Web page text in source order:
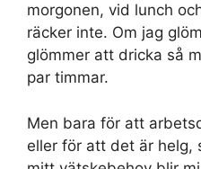
morgonen, vid lunch
räcker inte. Om jag
glömmer att dricka så
par timmar.
Men bara för att
eller för att det är